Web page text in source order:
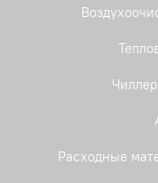
Расходные